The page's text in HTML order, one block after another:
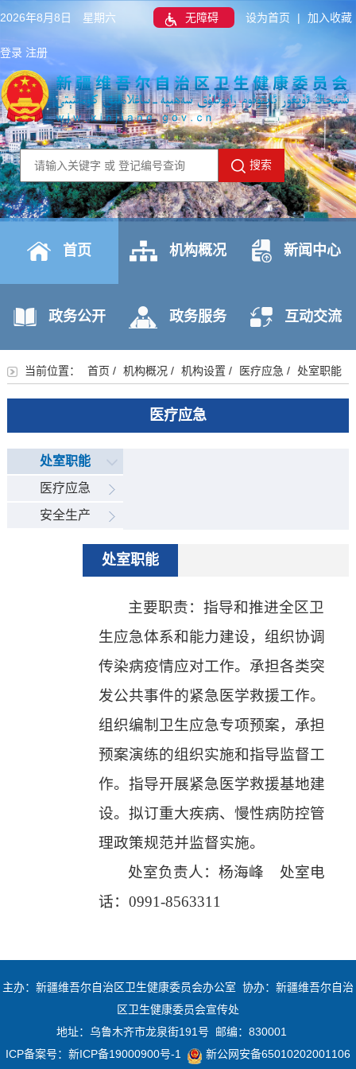
2026年8月8日 星期六 无障碍 设为首页 | 加入收藏
登录 注册
搜索
首页 机构概况 新闻中心
政务公开 政务服务 互动交流
当前位置： 首页 / 机构概况 / 机构设置 / 医疗应急 / 处室职能
医疗应急
处室职能
医疗应急
安全生产
处室职能
主要职责：指导和推进全区卫
生应急体系和能力建设，组织协调
传染病疫情应对工作。承担各类突
发公共事件的紧急医学救援工作。
组织编制卫生应急专项预案，承担
预案演练的组织实施和指导监督工
作。指导开展紧急医学救援基地建
设。拟订重大疾病、慢性病防控管
理政策规范并监督实施。
处室负责人：杨海峰 处室电
话：0991-8563311
主办：新疆维吾尔自治区卫生健康委员会办公室 协办：新疆维吾尔自治
区卫生健康委员会宣传处
地址：乌鲁木齐市龙泉街191号 邮编：830001
ICP备案号： 新ICP备19000900号-1 新公网安备65010202001106